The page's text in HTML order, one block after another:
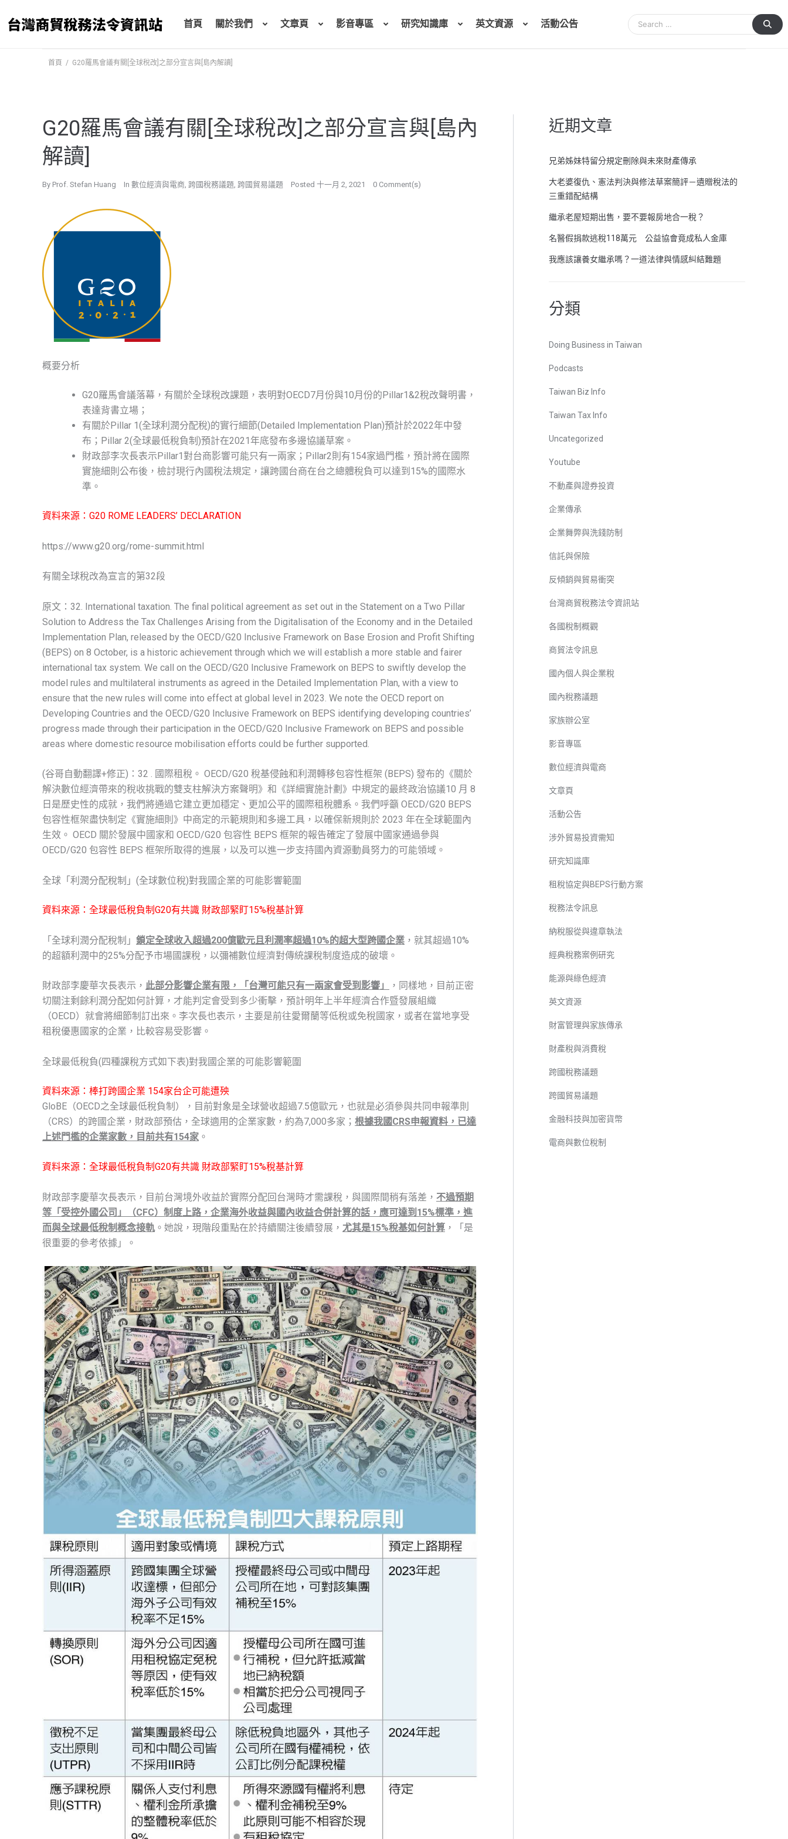
至
首頁 關於我們 文章頁 影音專區 研究知識庫 英文資源 活動公告
首頁 / G20羅馬會議有關[全球稅改]之部分宣言與[島內解讀]
G20羅馬會議有關[全球稅改]之部分宣言與[島內
解讀]
By Prof. Stefan Huang In 數位經濟與電商, 跨國稅務議題, 跨國貿易議題 Posted 十一月 2, 2021 0 Comment(s)
概要分析
G20羅馬會議落幕，有關於全球稅改課題，表明對OECD7月份與10月份的Pillar1&2稅改聲明書，
表達背書立場；
有關於Pillar 1(全球利潤分配稅)的實行細節(Detailed Implementation Plan)預計於2022年中發
布；Pillar 2(全球最低稅負制)預計在2021年底發布多邊協議草案。
財政部李次長表示Pillar1對台商影響可能只有一兩家；Pillar2則有154家過門檻，預計將在國際
實施細則公布後，檢討現行內國稅法規定，讓跨國台商在台之總體稅負可以達到15%的國際水
準。
資料來源：G20 ROME LEADERS’ DECLARATION
https://www.g20.org/rome-summit.html
有關全球稅改為宣言的第32段
原文：32. International taxation. The final political agreement as set out in the Statement on a Two Pillar
Solution to Address the Tax Challenges Arising from the Digitalisation of the Economy and in the Detailed
Implementation Plan, released by the OECD/G20 Inclusive Framework on Base Erosion and Profit Shifting
(BEPS) on 8 October, is a historic achievement through which we will establish a more stable and fairer
international tax system. We call on the OECD/G20 Inclusive Framework on BEPS to swiftly develop the
model rules and multilateral instruments as agreed in the Detailed Implementation Plan, with a view to
ensure that the new rules will come into effect at global level in 2023. We note the OECD report on
Developing Countries and the OECD/G20 Inclusive Framework on BEPS identifying developing countries’
progress made through their participation in the OECD/G20 Inclusive Framework on BEPS and possible
areas where domestic resource mobilisation efforts could be further supported.
(谷哥自動翻譯+修正)：32 . 國際租稅。 OECD/G20 稅基侵蝕和利潤轉移包容性框架 (BEPS) 發布的《關於
解決數位經濟帶來的稅收挑戰的雙支柱解決方案聲明》和《詳細實施計劃》中規定的最終政治協議10 月 8
日是歷史性的成就，我們將通過它建立更加穩定、更加公平的國際租稅體系。我們呼籲 OECD/G20 BEPS
包容性框架盡快制定《實施細則》中商定的示範規則和多邊工具，以確保新規則於 2023 年在全球範圍內
生效。 OECD 關於發展中國家和 OECD/G20 包容性 BEPS 框架的報告確定了發展中國家通過參與
OECD/G20 包容性 BEPS 框架所取得的進展，以及可以進一步支持國內資源動員努力的可能領域。
全球「利潤分配稅制」(全球數位稅)對我國企業的可能影響範圍
資料來源：全球最低稅負制G20有共識 財政部緊盯15%稅基計算
「全球利潤分配稅制」 鎖定全球收入超過200億歐元且利潤率超過10%的超大型跨國企業 ，就其超過10%
的超額利潤中的25%分配予市場國課稅，以彌補數位經濟對傳統課稅制度造成的破壞。
財政部李慶華次長表示， 此部分影響企業有限，「台灣可能只有一兩家會受到影響」
，同樣地，目前正密
切關注剩餘利潤分配如何計算，才能判定會受到多少衝擊，預計明年上半年經濟合作暨發展組織
（OECD）就會將細節制訂出來。李次長也表示，主要是前往愛爾蘭等低稅或免稅國家，或者在當地享受
租稅優惠國家的企業，比較容易受影響。
全球最低稅負(四種課稅方式如下表)對我國企業的可能影響範圍
資料來源： 棒打跨國企業 154家台企可能遭殃
GloBE（OECD之全球最低稅負制），目前對象是全球營收超過7.5億歐元，也就是必須參與共同申報準則
（CRS）的跨國企業，財政部預估，全球適用的企業家數，約為7,000多家； 根據我國CRS申報資料，已達
上述門檻的企業家數，目前共有154家 。
資料來源：全球最低稅負制G20有共識 財政部緊盯15%稅基計算
財政部李慶華次長表示，目前台灣境外收益於實際分配回台灣時才需課稅，與國際間稍有落差， 不過預期
等「受控外國公司」（CFC）制度上路，企業海外收益與國內收益合併計算的話，應可達到15%標準，進
而與全球最低稅制概念接軌。她說，現階段重點在於持續關注後續發展， 尤其是15%稅基如何計算 ，「是
很重要的參考依據」。
近期文章
兄弟姊妹特留分規定刪除與未來財產傳承
大老婆復仇、憲法判決與修法草案簡評－遺贈稅法的
三重錯配結構
繼承老屋短期出售，要不要報房地合一稅？
名醫假捐款逃稅118萬元 公益協會竟成私人金庫
我應該讓養女繼承嗎？一道法律與情感糾結難題
分類
Doing Business in Taiwan
Podcasts
Taiwan Biz Info
Taiwan Tax Info
Uncategorized
Youtube
不動產與證券投資
企業傳承
企業舞弊與洗錢防制
信託與保險
反傾銷與貿易衝突
台灣商貿稅務法令資訊站
各國稅制概觀
商貿法令訊息
國內個人與企業稅
國內稅務議題
家族辦公室
影音專區
數位經濟與電商
文章頁
活動公告
涉外貿易投資需知
研究知識庫
租稅協定與BEPS行動方案
稅務法令訊息
納稅服從與違章執法
經典稅務案例研究
能源與綠色經濟
英文資源
財富管理與家族傳承
財產稅與消費稅
跨國稅務議題
跨國貿易議題
金融科技與加密貨幣
電商與數位稅制